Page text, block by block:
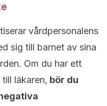
vårdpersonalens
sig till barnet av sina
Om du har ett
läkaren, bör du